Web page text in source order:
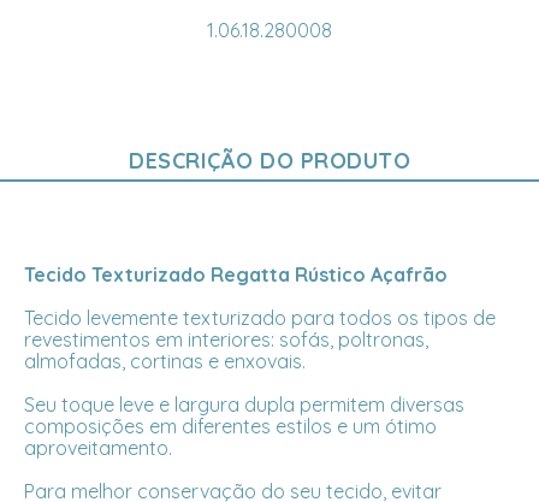
1.06.18.280008
DESCRIÇÃO DO PRODUTO
Tecido Texturizado Regatta Rústico Açafrão
Tecido levemente texturizado para todos os tipos de
revestimentos em interiores: sofás, poltronas,
almofadas, cortinas e enxovais.
Seu toque leve e largura dupla permitem diversas
composições em diferentes estilos e um ótimo
aproveitamento.
Para melhor conservação do seu tecido, evitar